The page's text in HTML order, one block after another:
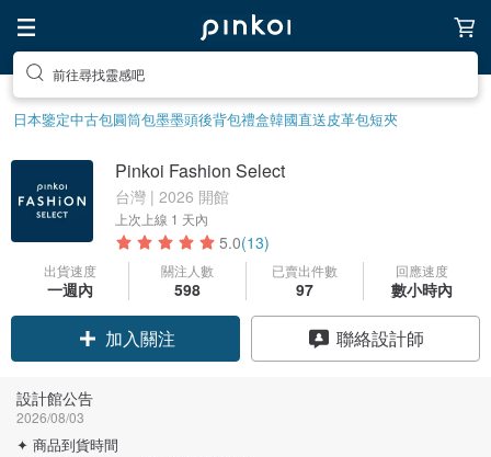
前往尋找靈感吧
日本鑒定中古包圓筒包墨墨頭後背包禮盒韓國直送皮革包短夾
Pinkoi Fashion Select
台灣 | 2026 開館
上次上線 1 天內
5.0(13)
出貨速度
一週內
關注人數
598
已賣出件數
97
回應速度
數小時內
加入關注 聯絡設計師
設計館公告
2026/08/03
✦ 商品到貨時間